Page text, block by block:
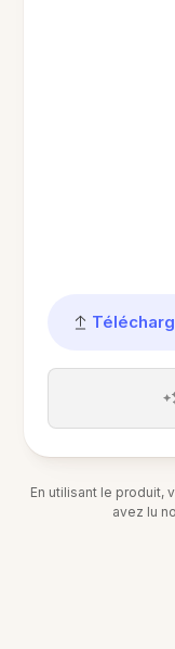
En utilisant le produit,
avez lu